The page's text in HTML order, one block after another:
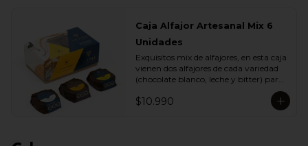
Caja Alfajor Artesanal Mix 6
Unidades
Exquisitos mix de alfajores, en esta caja
vienen dos alfajores de cada variedad
(chocolate blanco, leche y bitter) para
querido.
$10.990